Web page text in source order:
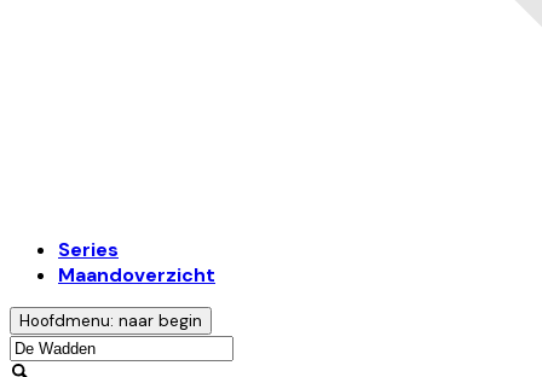
Series
Maandoverzicht
Hoofdmenu: naar begin